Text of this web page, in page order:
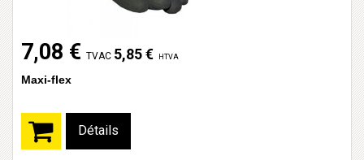
7,08 € TVAC 5,85 € HTVA
Maxi-flex
Détails